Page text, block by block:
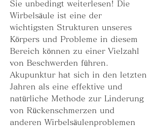
Sie unbedingt weiterlesen! Die
Wirbelsäule ist eine der
wichtigsten Strukturen unseres
Körpers und Probleme in diesem
Bereich können zu einer Vielzahl
von Beschwerden führen.
Akupunktur hat sich in den letzten
Jahren als eine effektive und
natürliche Methode zur Linderung
von Rückenschmerzen und
anderen Wirbelsäulenproblemen